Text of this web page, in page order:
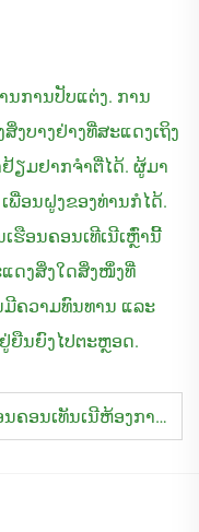
ນການປັບແຕ່ງ. ການ
ງບາງຢ່າງທີ່ສະແດງເຖິງ
ຽມຢາກຈຳຕື່ໄດ້. ຜູ້ມາ
ພື່ອນຝູງຂອງທ່ານກໍໄດ້.
ຮືອນຄອນເທີເນີເຫຼົ່ານີ້
ດງສິ່ງໃດສິ່ງໜຶ່ງທີ່
ມີຄວາມທົນທານ ແລະ
ຍືນຍົງໄປຕະຫຼອດ.
ເຮືອນຄອນເທັນເນີຫ້ອງການ ເທິຍບັນທີ່ດັ້ງເດີມ